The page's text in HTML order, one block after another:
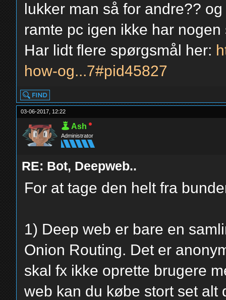
lukker man så for andre??
ramte pc igen ikke har
Har lidt flere spørgsmål her:
how-og...7#pid45827
03-06-2017, 12:22
Ash
Administrator
RE: Bot, Deepweb..
For at tage den helt fra
1) Deep web er bare en
Onion Routing. Det er
skal fx ikke oprette brugere
web kan du købe stort set